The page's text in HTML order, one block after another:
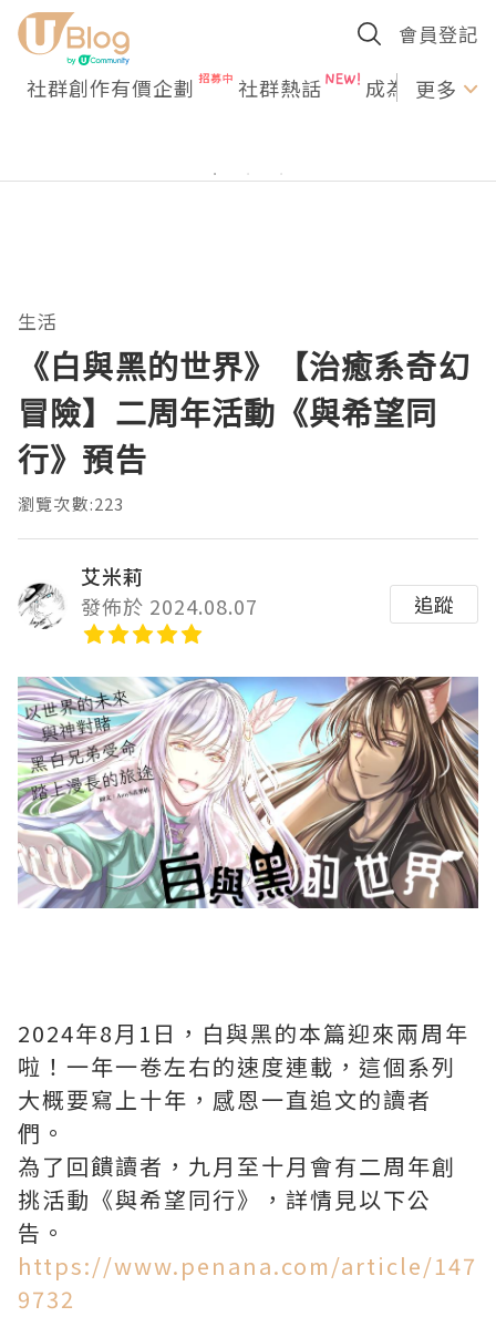
會員登記
社群創作有價企劃 社群熱話 成為U更多
生活
《白與黑的世界》【治癒系奇幻
冒險】二周年活動《與希望同
行》預告
瀏覽次數:223
艾米莉
發佈於 2024.08.07
追蹤
2024年8月1日，白與黑的本篇迎來兩周年
啦！一年一卷左右的速度連載，這個系列
大概要寫上十年，感恩一直追文的讀者
們。
為了回饋讀者，九月至十月會有二周年創
挑活動《與希望同行》，詳情見以下公
告。
https://www.penana.com/article/147
9732